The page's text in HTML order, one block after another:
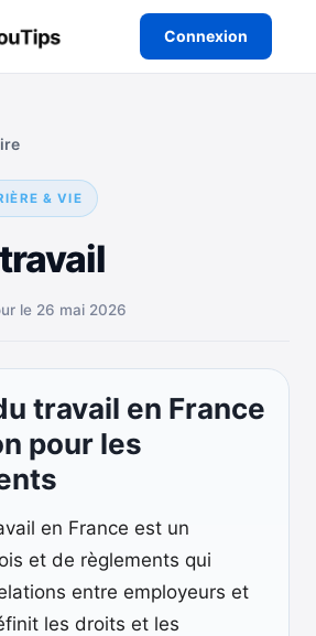
Connexion
& VIE
le 26 mai 2026
travail en France
pour les
en France est un
et de règlements qui
entre employeurs et
les droits et les